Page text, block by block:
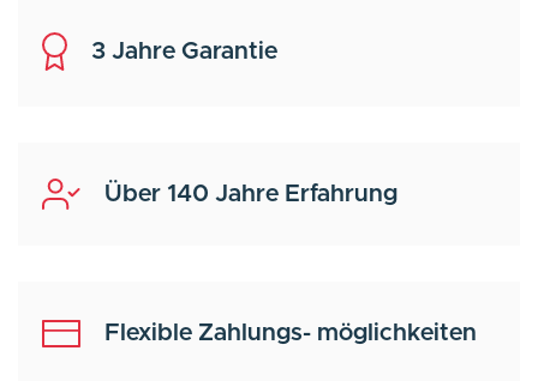
3 Jahre Garantie
Über 140 Jahre Erfahrung
Flexible Zahlungs- möglichkeiten